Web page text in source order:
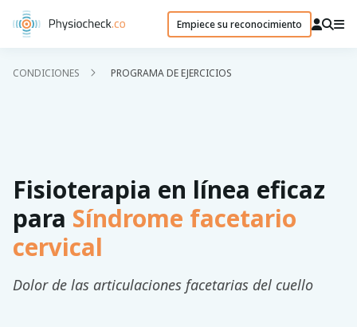
Empiece su reconocimiento
CONDICIONES PROGRAMA DE EJERCICIOS
Fisioterapia en línea eficaz
para Síndrome facetario
cervical
Dolor de las articulaciones facetarias del cuello